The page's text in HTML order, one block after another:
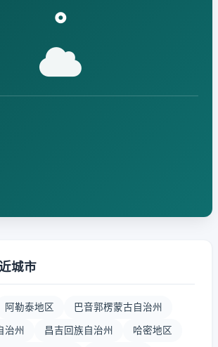
°
城市
阿勒泰地区 巴音郭楞蒙古自治州
治州 昌吉回族自治州 哈密地区